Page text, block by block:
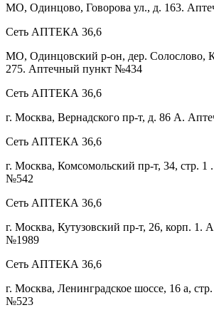
МО, Одинцово, Говорова ул., д. 163.
Сеть АПТЕКА 36,6
МО, Одинцовский р-он, дер. Солослово,
275. Аптечный пункт №434
Сеть АПТЕКА 36,6
г. Москва, Вернадского пр-т, д. 86 А.
Сеть АПТЕКА 36,6
г. Москва, Комсомольский пр-т, 34, стр.
№542
Сеть АПТЕКА 36,6
г. Москва, Кутузовский пр-т, 26, корп. 1.
№1989
Сеть АПТЕКА 36,6
г. Москва, Ленинградское шоссе, 16 а,
№523